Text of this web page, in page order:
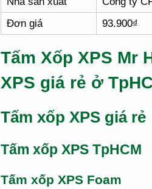
Đơn giá
93.900₫
Tấm Xốp XPS Mr
XPS giá rẻ ở
Tấm xốp XPS giá rẻ
Tấm xốp XPS TpHCM
Tấm xốp XPS Foam